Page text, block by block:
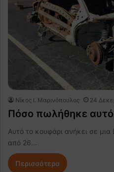
Nίκος Ι. Mαρινόπουλος 24
Πόσο πωλήθηκε
Αυτό το κουφάρι ανήκει σε
από 26…
Περισσότερα